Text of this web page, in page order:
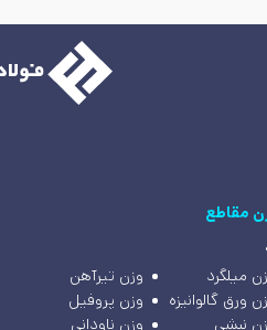
مقاطع
میلگرد
وزن تیرآهن
ورق گالوانیزه
وزن پروفیل
نبشی
وزن ناودانی